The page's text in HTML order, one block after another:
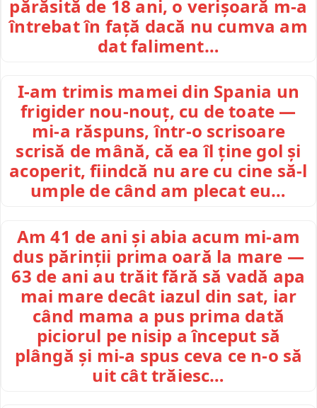
părăsită de 18 ani, o verișoară m-a
întrebat în față dacă nu cumva am
dat faliment…
I-am trimis mamei din Spania un
frigider nou-nouț, cu de toate —
mi-a răspuns, într-o scrisoare
scrisă de mână, că ea îl ține gol și
acoperit, fiindcă nu are cu cine să-l
umple de când am plecat eu…
Am 41 de ani și abia acum mi-am
dus părinții prima oară la mare —
63 de ani au trăit fără să vadă apa
mai mare decât iazul din sat, iar
când mama a pus prima dată
piciorul pe nisip a început să
plângă și mi-a spus ceva ce n-o să
uit cât trăiesc…